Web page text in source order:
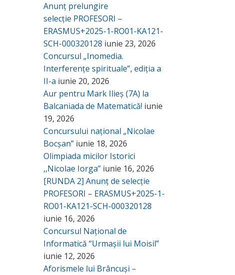
Anunț prelungire
selecție PROFESORI –
ERASMUS+2025-1-RO01-KA121-
SCH-000320128 iunie 23, 2026
Concursul „Inomedia.
Interferențe spirituale”, ediția a
II-a iunie 20, 2026
Aur pentru Mark Ilieș (7A) la
Balcaniada de Matematică! iunie
19, 2026
Concursului național „Nicolae
Bocșan” iunie 18, 2026
Olimpiada micilor Istorici
,,Nicolae Iorga” iunie 16, 2026
[RUNDA 2] Anunț de selecție
PROFESORI – ERASMUS+2025-1-
RO01-KA121-SCH-000320128
iunie 16, 2026
Concursul Național de
Informatică “Urmașii lui Moisil”
iunie 12, 2026
Aforismele lui Brâncuși –